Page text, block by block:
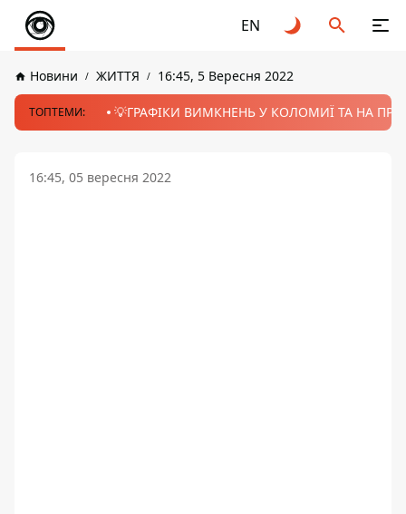
EN
Новини ЖИТТЯ 16:45, 5 Вересня 2022
ТОПТЕМИ: 💡ГРАФІКИ ВИМКНЕНЬ У КОЛОМИЇ ТА НА
16:45, 05 вересня 2022